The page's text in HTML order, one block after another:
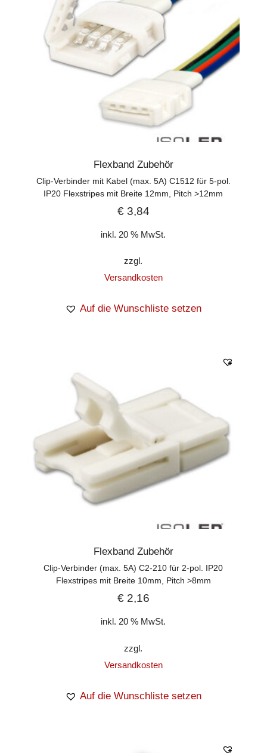
Flexband Zubehör
Clip-Verbinder mit Kabel (max. 5A) C1512 für 5-pol.
IP20 Flexstripes mit Breite 12mm, Pitch >12mm
€3,84
inkl. 20 % MwSt.
zzgl.
Versandkosten
Auf die Wunschliste setzen
Flexband Zubehör
Clip-Verbinder (max. 5A) C2-210 für 2-pol. IP20
Flexstripes mit Breite 10mm, Pitch >8mm
€2,16
inkl. 20 % MwSt.
zzgl.
Versandkosten
Auf die Wunschliste setzen